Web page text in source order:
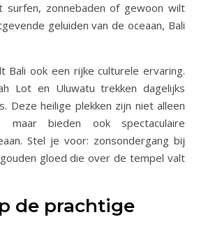
surfen, zonnebaden of gewoon wilt
geluiden van de oceaan, Bali
Bali ook een rijke culturele ervaring.
Lot en Uluwatu trekken dagelijks
Deze heilige plekken zijn niet alleen
maar bieden ook spectaculaire
Stel je voor: zonsondergang bij
gloed die over de tempel valt
de prachtige